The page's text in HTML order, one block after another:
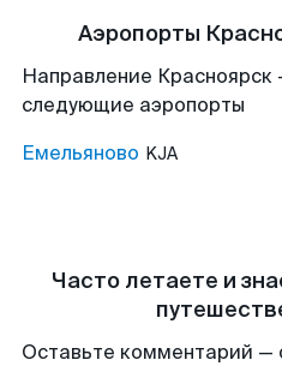
Аэропорты
Направление
следующие аэропорты
Емельяново KJA
Часто летаете и
Оставьте комментарий —